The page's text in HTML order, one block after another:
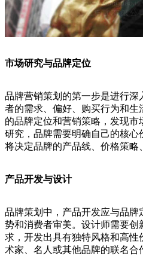
市场研究与品牌定位
品牌营销策划的第一步是进行
者的需求、偏好、购买行为和
的品牌定位和营销策略，发现
研究，品牌需要明确自己的核
将决定品牌的产品线、价格策略
产品开发与设计
品牌策划中，产品开发应与品
势和消费者审美。设计师需要
求，开发出具有独特风格和高
术家、名人或其他品牌的联名合